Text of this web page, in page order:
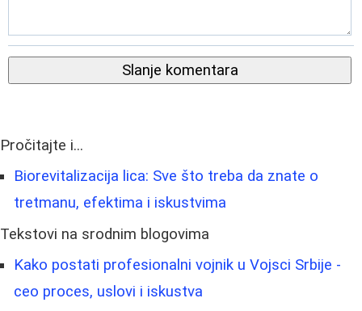
Slanje komentara
Pročitajte i...
Biorevitalizacija lica: Sve što treba da znate o
tretmanu, efektima i iskustvima
Tekstovi na srodnim blogovima
Kako postati profesionalni vojnik u Vojsci Srbije -
ceo proces, uslovi i iskustva